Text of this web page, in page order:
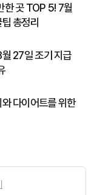
한 곳 TOP 5! 7월
총정리
27일 조기 지급
다이어트를 위한